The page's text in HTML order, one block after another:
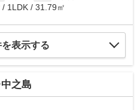
/ 1LDK / 31.79㎡
を表示する
之島